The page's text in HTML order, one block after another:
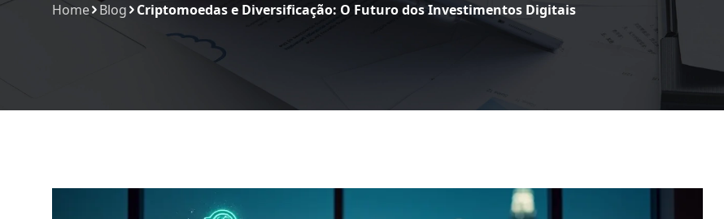
Home Blog Criptomoedas e Diversificação: O Futuro dos Investimentos Digitais